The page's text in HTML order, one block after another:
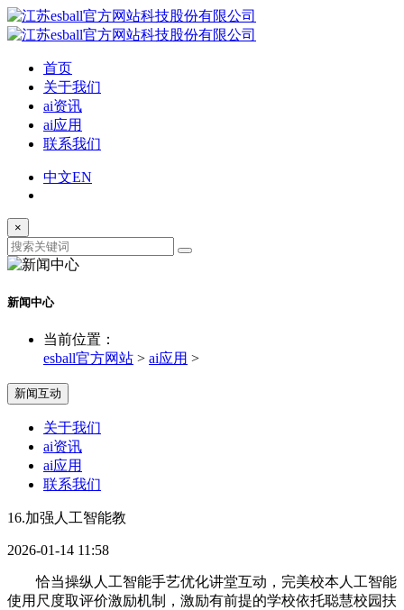
首页
关于我们
ai资讯
ai应用
联系我们
中文EN
×
新闻中心
当前位置：
esball官方网站 > ai应用 >
新闻互动
关于我们
ai资讯
ai应用
联系我们
16.加强人工智能教
2026-01-14 11:58
恰当操纵人工智能手艺优化讲堂互动，完美校本人工智能
使用尺度取评价激励机制，激励有前提的学校依托聪慧校园扶